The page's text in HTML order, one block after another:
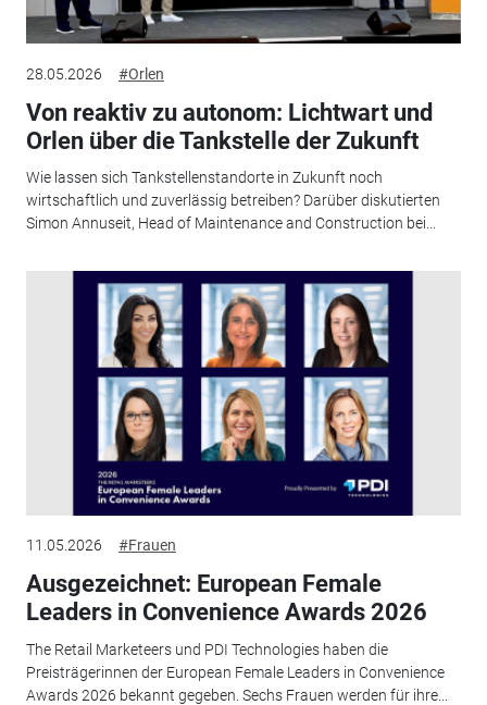
28.05.2026 #Orlen
Von reaktiv zu autonom: Lichtwart und
Orlen über die Tankstelle der Zukunft
Wie lassen sich Tankstellenstandorte in Zukunft noch
wirtschaftlich und zuverlässig betreiben? Darüber diskutierten
Simon Annuseit, Head of Maintenance and Construction bei...
11.05.2026 #Frauen
Ausgezeichnet: European Female
Leaders in Convenience Awards 2026
The Retail Marketeers und PDI Technologies haben die
Preisträgerinnen der European Female Leaders in Convenience
Awards 2026 bekannt gegeben. Sechs Frauen werden für ihre...